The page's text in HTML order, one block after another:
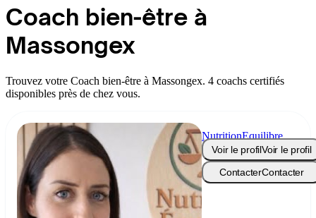
Coach bien-être à
Massongex
Trouvez votre Coach bien-être à Massongex. 4 coachs certifiés
disponibles près de chez vous.
NutritionEquilibre
Voir le profilVoir le profil
ContacterContacter